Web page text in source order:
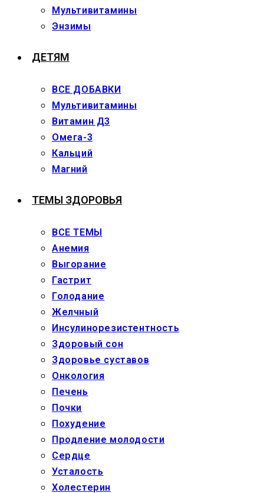
Мультивитамины
Энзимы
ДЕТЯМ
ВСЕ ДОБАВКИ
Мультивитамины
Витамин Д3
Омега-3
Кальций
Магний
ТЕМЫ ЗДОРОВЬЯ
ВСЕ ТЕМЫ
Анемия
Выгорание
Гастрит
Голодание
Желчный
Инсулинорезистентность
Здоровый сон
Здоровье суставов
Онкология
Печень
Почки
Похудение
Продление молодости
Сердце
Усталость
Холестерин